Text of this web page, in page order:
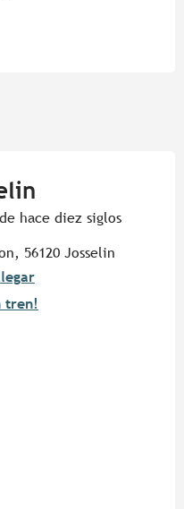
hace diez siglos
56120 Josselin
tren!